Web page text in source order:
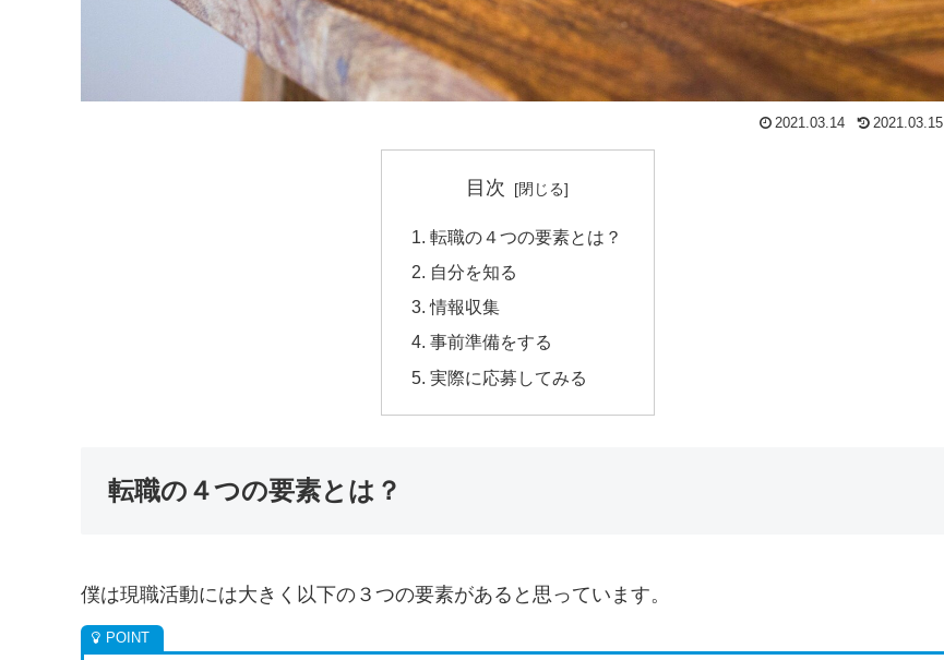
2021.03.14 2021.03.15
目次
転職の４つの要素とは？
自分を知る
情報収集
事前準備をする
実際に応募してみる
転職の４つの要素とは？
僕は現職活動には大きく以下の３つの要素があると思っています。